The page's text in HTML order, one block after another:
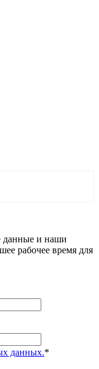
данные и наши
рабочее время для
данных.*